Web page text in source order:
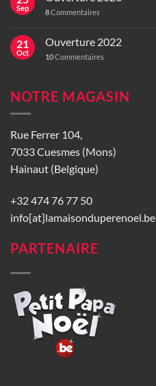
Sep 8Commentaires
21
Oct
Ouverture 2022
10Commentaires
NOTRE MAGASIN
Rue Ferrer 104,
7033 Cuesmes (Mons)
Hainaut (Belgique)
+32 474 76 77 50
info[at]lamaisonduperenoel.be
PARTENAIRE